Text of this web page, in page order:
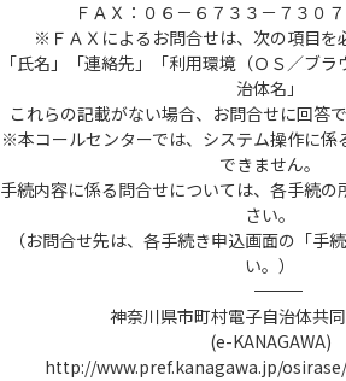
ＦＡＸ：０６－６７３３－７３０７
※ＦＡＸによるお問合せは、次の項目を
「氏名」「連絡先」「利用環境（ＯＳ／ブ
治体名」
これらの記載がない場合、お問合せに回答
※本コールセンターでは、システム操作に係
できません。
手続内容に係る問合せについては、各手続の
さい。
（お問合せ先は、各手続き申込画面の「手
い。）
――――――――――――――――――――――――――――――――――――――――――――――――――
神奈川県市町村電子自治体共
(e-KANAGAWA)
http://www.pref.kanagawa.jp/